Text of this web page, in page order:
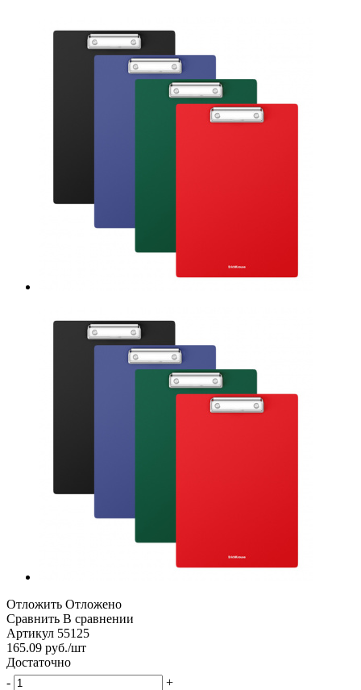
Отложить Отложено
Сравнить В сравнении
Артикул 55125
165.09 руб./шт
Достаточно
-
+